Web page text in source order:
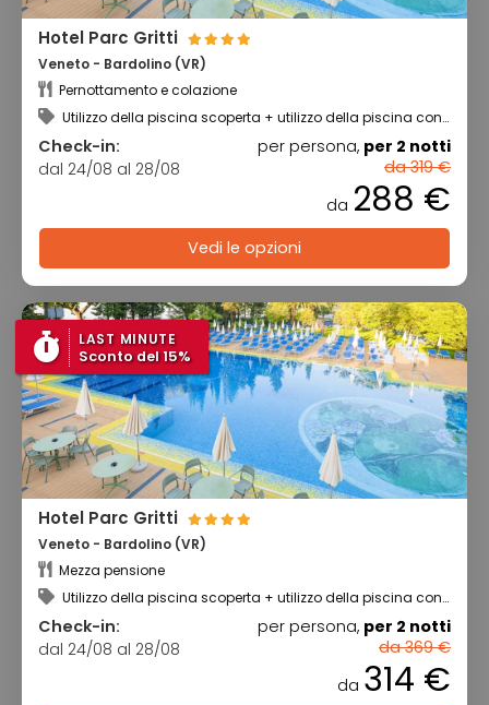
Hotel Parc Gritti
Veneto - Bardolino (VR)
Pernottamento e colazione
Utilizzo della piscina scoperta + utilizzo della piscina con
Check-in:
dal 24/08 al 28/08
per persona, per 2 notti
da 319 €
da 288 €
Vedi le opzioni
LAST MINUTE
Sconto del 15%
Hotel Parc Gritti
Veneto - Bardolino (VR)
Mezza pensione
Utilizzo della piscina scoperta + utilizzo della piscina con
Check-in:
dal 24/08 al 28/08
per persona, per 2 notti
da 369 €
da 314 €